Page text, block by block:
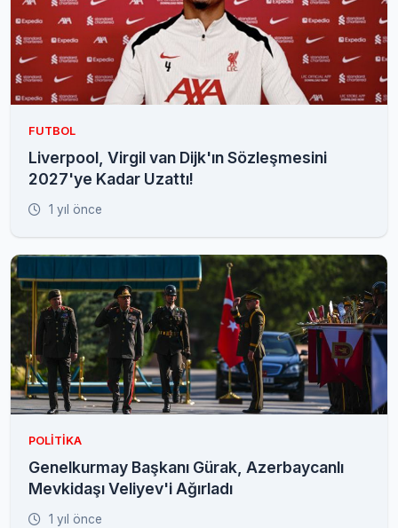
FUTBOL
Liverpool, Virgil van Dijk'ın Sözleşmesini
2027'ye Kadar Uzattı!
1 yıl önce
POLITIKA
Genelkurmay Başkanı Gürak, Azerbaycanlı
Mevkidaşı Veliyev'i Ağırladı
1 yıl önce